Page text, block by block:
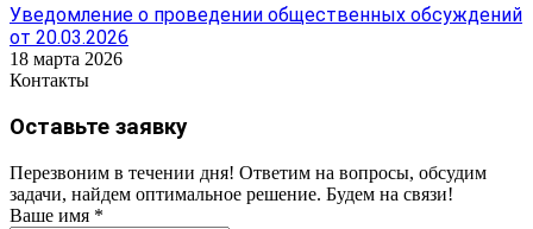
Уведомление о проведении общественных обсуждений
от 20.03.2026
18 марта 2026
Контакты
Оставьте заявку
Перезвоним в течении дня! Ответим на вопросы, обсудим
задачи, найдем оптимальное решение. Будем на связи!
Ваше имя *